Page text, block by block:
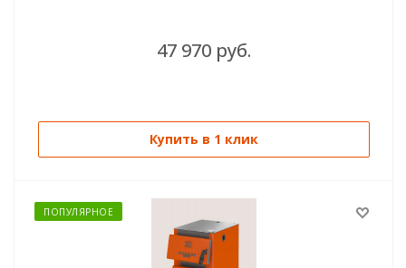
47 970 руб.
Купить в 1 клик
ПОПУЛЯРНОЕ